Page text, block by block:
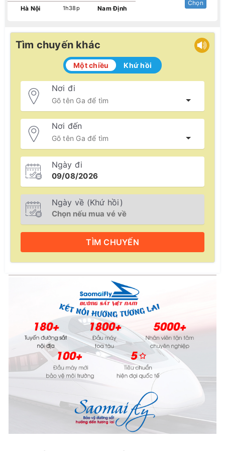
Quý khách có thể tham khảo bảng giờ tàu ga Nam Định
Các loại vé tàu bán tại ga
Nam Định
Ga Nam Định trở thành điểm trung chuyển quan trọng trên
tuyến đường sắt Bắc - Nam và mỗi ngày có nhiều tuyến tàu
đến và dừng tại ga. Có 5 chuyến tàu khởi hành từ ga Hà
Nội dừng tại ga Nam Định. Tuyến từ Sài Gòn - Hà Nội cũng
có 5 chuyến dừng ở ga Nam Định.
Dưới đây là các chuyến tàu đi và đến ga Nam Định (các loại
vé tàu được bán tại ga Nam Định):
Vé tàu đi từ ga Nam Định đến ga Sài Gòn
Vé tàu đi từ ga Nam Định đến ga Dĩ An
Vé tàu đi từ ga Nam Định đến ga Biên Hòa
Vé tàu đi từ ga Nam Định đến ga Long Khánh
Vé tàu đi từ ga Nam Định đến ga Bình Thuận
Vé tàu đi từ ga Nam Định đến ga Nha Trang
Vé tàu đi từ ga Nam Định đến ga Tuy Hòa
Vé tàu đi từ ga Nam Định đến ga Diêu Trì
Vé tàu đi từ ga Nam Định đến ga Bồng Sơn
Vé tàu đi từ ga Nam Định đến ga Quảng Ngãi
Hà Nội
1h38p
Nam Định
Chọn
Tìm chuyến khác
Một chiều Khứ hồi
Nơi đi
Nơi đến
Ngày đi
Ngày về (Khứ hồi)
TÌM CHUYẾN